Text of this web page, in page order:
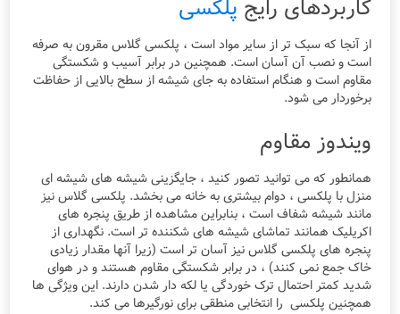
کاربردهای رایج پلکسی
از آنجا که سبک تر از سایر مواد است ، پلکسی گلاس مقرون به صرفه
است و نصب آن آسان است. همچنین در برابر آسیب و شکستگی
مقاوم است و هنگام استفاده به جای شیشه از سطح بالایی از حفاظت
برخوردار می شود.
ویندوز مقاوم
همانطور که می توانید تصور کنید ، جایگزینی شیشه های شیشه ای
منزل با پلکسی ، دوام بیشتری به خانه می بخشد. پلکسی گلاس نیز
مانند شیشه شفاف است ، بنابراین مشاهده از طریق پنجره های
اکریلیک همانند تماشای شیشه های شکننده تر است. نگهداری از
پنجره های پلکسی گلاس نیز آسان تر است (زیرا آنها مقدار زیادی
خاک جمع نمی کنند) ، در برابر شکستگی مقاوم هستند و در هوای
شدید کمتر احتمال ترک خوردگی یا لکه دار شدن دارند. این ویژگی ها
همچنین پلکسی را انتخابی منطقی برای نورگیرها می کند.